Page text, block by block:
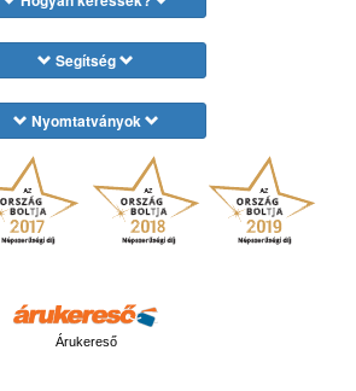
Segítség
Nyomtatványok
Árukereső